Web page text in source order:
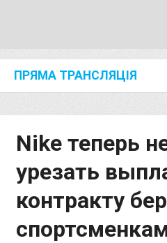
ПРЯМА ТРАНСЛЯЦІЯ
Nike теперь
урезать
контракту